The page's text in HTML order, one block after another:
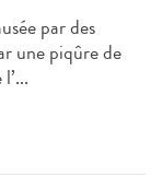
par des
une piqûre de